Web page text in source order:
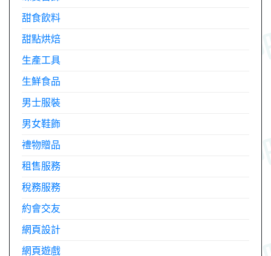
甜食飲料
甜點烘焙
生產工具
生鮮食品
男士服裝
男女鞋飾
禮物贈品
租售服務
稅務服務
約會交友
網頁設計
網頁遊戲